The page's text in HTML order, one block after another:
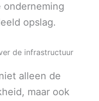
opslag.
de infrastructuur
alleen de
maar ook